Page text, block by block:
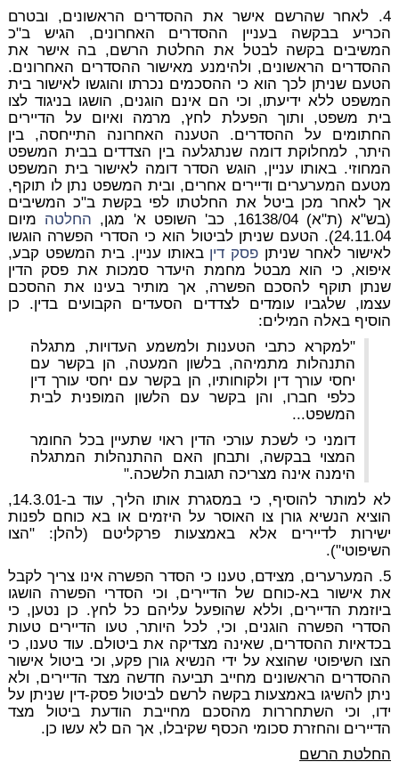
4. לאחר שהרשם אישר את ההסדרים הראשונים, ובטרם
הכריע בבקשה בעניין ההסדרים האחרונים, הגיש ב"כ
המשיבים בקשה לבטל את החלטת הרשם, בה אישר את
ההסדרים הראשונים, ולהימנע מאישור ההסדרים האחרונים.
הטעם שניתן לכך הוא כי ההסכמים נכרתו והוגשו לאישור בית
המשפט ללא ידיעתו, וכי הם אינם הוגנים, הושגו בניגוד לצו
בית משפט, ותוך הפעלת לחץ, מרמה ואיום על הדיירים
החתומים על ההסדרים. הטענה האחרונה התייחסה, בין
היתר, למחלוקת דומה שנתגלעה בין הצדדים בבית המשפט
המחוזי. באותו עניין, הוגש הסדר דומה לאישור בית המשפט
מטעם המערערים ודיירים אחרים, ובית המשפט נתן לו תוקף,
אך לאחר מכן ביטל את החלטתו לפי בקשת ב"כ המשיבים
(בש"א (ת"א) 16138/04, כב' השופט א' מגן,
החלטה מיום
24.11.04). הטעם שניתן לביטול הוא כי הסדרי הפשרה הוגשו
לאישור לאחר שניתן פסק דין באותו עניין. בית המשפט קבע,
איפוא, כי הוא מבטל מחמת היעדר סמכות את פסק הדין
שנתן תוקף להסכם הפשרה, אך מותיר בעינו את ההסכם
עצמו, שלגביו עומדים לצדדים הסעדים הקבועים בדין. כן
הוסיף באלה המילים:
"למקרא כתבי הטענות ולמשמע העדויות, מתגלה
התנהלות מתמיהה, בלשון המעטה, הן בקשר עם
יחסי עורך דין ולקוחותיו, הן בקשר עם יחסי עורך דין
כלפי חברו, והן בקשר עם הלשון המופנית לבית
המשפט...
דומני כי לשכת עורכי הדין ראוי שתעיין בכל החומר
המצוי בבקשה, ותבחן האם ההתנהלות המתגלה
הימנה אינה מצריכה תגובת הלשכה."
לא למותר להוסיף, כי במסגרת אותו הליך, עוד ב-14.3.01,
הוציא הנשיא גורן צו האוסר על היזמים או בא כוחם לפנות
ישירות לדיירים אלא באמצעות פרקליטם (להלן: "הצו
השיפוטי").
5. המערערים, מצידם, טענו כי הסדר הפשרה אינו צריך לקבל
את אישור בא-כוחם של הדיירים, וכי הסדרי הפשרה הושגו
ביוזמת הדיירים, וללא שהופעל עליהם כל לחץ. כן נטען, כי
הסדרי הפשרה הוגנים, וכי, לכל היותר, טעו הדיירים טעות
בכדאיות ההסדרים, שאינה מצדיקה את ביטולם. עוד טענו, כי
הצו השיפוטי שהוצא על ידי הנשיא גורן פקע, וכי ביטול אישור
ההסדרים הראשונים מחייב תביעה חדשה מצד הדיירים, ולא
ניתן להשיגו באמצעות בקשה לרשם לביטול פסק-דין שניתן על
ידו, וכי השתחררות מהסכם מחייבת הודעת ביטול מצד
הדיירים והחזרת סכומי הכסף שקיבלו, אך הם לא עשו כן.
החלטת הרשם